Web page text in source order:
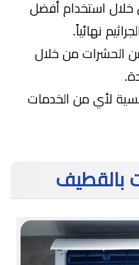
خلال استخدام أفضل
نهائياً.
الحشرات من خلال
لأي من الخدمات
بالقطيف